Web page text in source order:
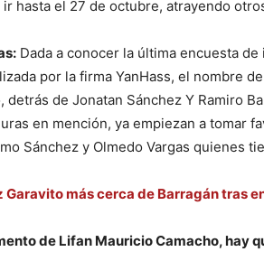
hasta el 27 de octubre, atrayendo
Dada a conocer la última encuesta
por la firma YanHass, el nombre
de Jonatan Sánchez Y Ramiro
en mención, ya empiezan a tomar
Sánchez y Olmedo Vargas quienes
Garavito más cerca de Barragán tras
de Lifan Mauricio Camacho, hay